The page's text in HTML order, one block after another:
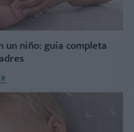
un niño: guía completa